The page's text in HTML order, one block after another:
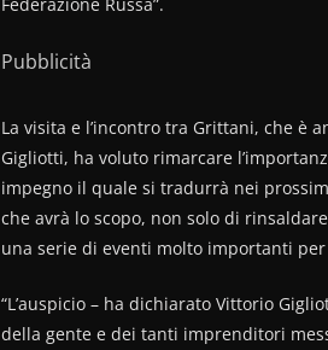
Pubblicità
La visita e l’incontro tra Grittani, che è
Gigliotti, ha voluto rimarcare
impegno il quale si tradurrà nei
che avrà lo scopo, non solo di
una serie di eventi molto importanti
“L’auspicio – ha dichiarato Vittorio
della gente e dei tanti imprenditori